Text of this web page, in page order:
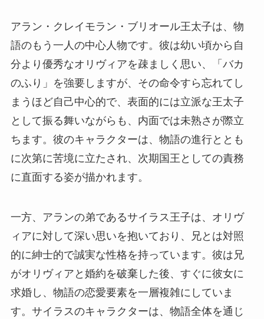
アラン・クレイモラン・ブリオール王太子は、物
語のもう一人の中心人物です。彼は幼い頃から自
分より優秀なオリヴィアを疎ましく思い、「バカ
のふり」を強要しますが、その命令すら忘れてし
まうほど自己中心的で、表面的には立派な王太子
として振る舞いながらも、内面では未熟さが際立
ちます。彼のキャラクターは、物語の進行ととも
に次第に苦境に立たされ、次期国王としての責務
に直面する姿が描かれます。
一方、アランの弟であるサイラス王子は、オリヴ
ィアに対して深い思いを抱いており、兄とは対照
的に紳士的で誠実な性格を持っています。彼は兄
がオリヴィアと婚約を破棄した後、すぐに彼女に
求婚し、物語の恋愛要素を一層複雑にしていま
す。サイラスのキャラクターは、物語全体を通じ